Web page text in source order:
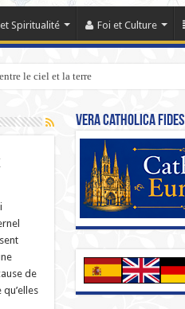
Spiritualité Foi et Culture
le ciel et la terre
de
Vera Catholica Fides